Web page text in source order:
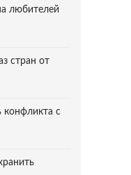
любителей
стран от
конфликта с